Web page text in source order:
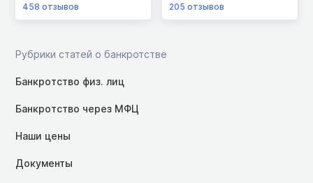
458 отзывов 205отзывов
Рубрики статей о банкротстве
Банкротство физ. лиц
Банкротство через МФЦ
Наши цены
Документы